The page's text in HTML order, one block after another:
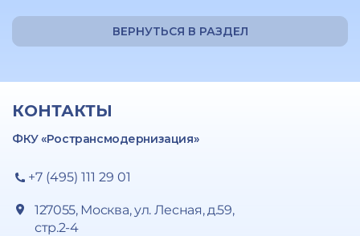
ВЕРНУТЬСЯ В РАЗДЕЛ
КОНТАКТЫ
ФКУ «Ространсмодернизация»
+7 (495) 111 29 01
127055, Москва, ул. Лесная, д.59,
стр.2-4